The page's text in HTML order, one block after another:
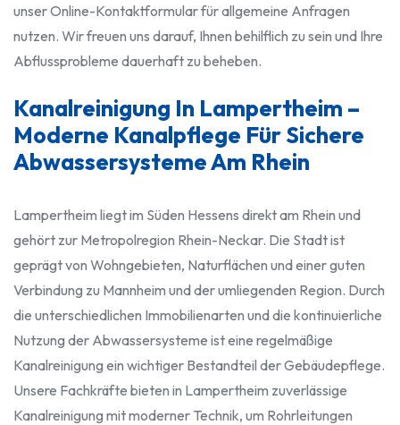
unser Online-Kontaktformular für allgemeine Anfragen
nutzen. Wir freuen uns darauf, Ihnen behilflich zu sein und Ihre
Abflussprobleme dauerhaft zu beheben.
Kanalreinigung In Lampertheim –
Moderne Kanalpflege Für Sichere
Abwassersysteme Am Rhein
Lampertheim liegt im Süden Hessens direkt am Rhein und
gehört zur Metropolregion Rhein-Neckar. Die Stadt ist
geprägt von Wohngebieten, Naturflächen und einer guten
Verbindung zu Mannheim und der umliegenden Region. Durch
die unterschiedlichen Immobilienarten und die kontinuierliche
Nutzung der Abwassersysteme ist eine regelmäßige
Kanalreinigung ein wichtiger Bestandteil der Gebäudepflege.
Unsere Fachkräfte bieten in Lampertheim zuverlässige
Kanalreinigung mit moderner Technik, um Rohrleitungen